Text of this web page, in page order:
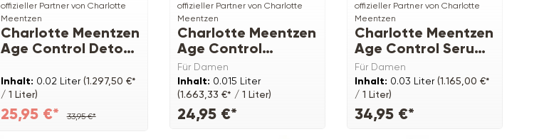
offizieller Partner von Charlotte
Meentzen
Charlotte Meentzen
Age Control Detox-
Inhalt: 0.02 Liter(1.297,50 €*
/ 1 Liter)
25,95 €* 33,95 €*
offizieller Partner von Charlotte
Meentzen
Charlotte Meentzen
Age Control
Augenpflege mit
Lifting-Effekt
Für Damen
Inhalt: 0.015 Liter
(1.663,33 €* / 1 Liter)
24,95 €*
offizieller Partner von Charlotte
Meentzen
Charlotte Meentzen
Age Control Serum
mit Lifting-Effekt
Für Damen
Inhalt: 0.03 Liter(1.165,00 €*
/ 1 Liter)
34,95 €*